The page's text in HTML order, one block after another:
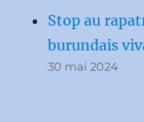
Stop au
burundais
30 mai 2024